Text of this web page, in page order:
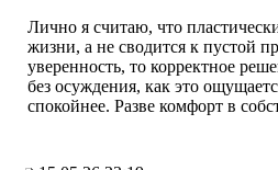
Лично я считаю, что
жизни, а не сводится к пустой
уверенность, то корректное
без осуждения, как это
спокойнее. Разве комфорт в